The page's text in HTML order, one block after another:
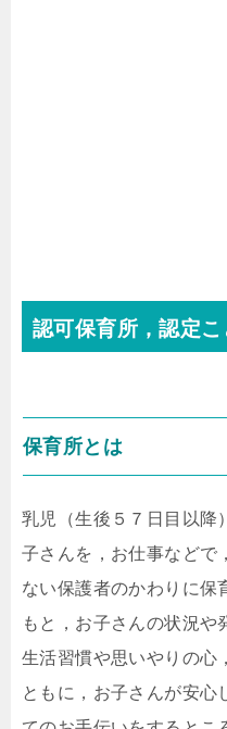
認可保育所，認定
保育所とは
乳児（生後５７日目以降
子さんを，お仕事などで
ない保護者のかわりに保
もと，お子さんの状況や
生活習慣や思いやりの心
ともに，お子さんが安心